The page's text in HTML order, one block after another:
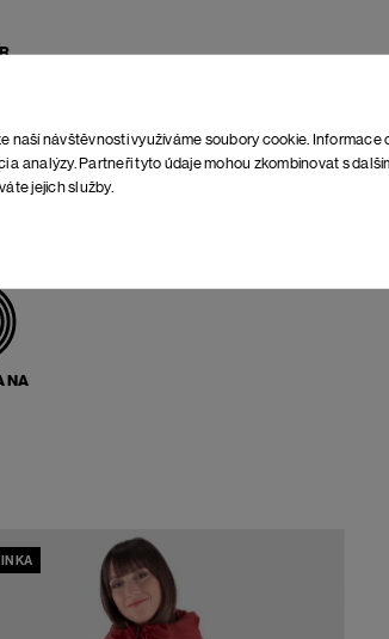
naší návštěvnosti využíváme soubory cookie. Informace
a analýzy. Partneři tyto údaje mohou zkombinovat s
jejich služby.
NA